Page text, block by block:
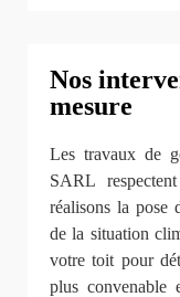
Nos
mesure
Les travaux de
SARL
réalisons la pose
de la situation
votre toit pour
plus convenable